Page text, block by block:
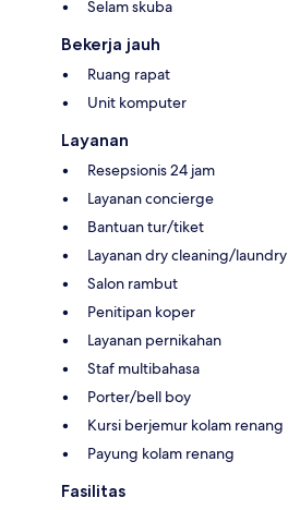
Selam skuba
Bekerja jauh
Ruang rapat
Unit komputer
Layanan
Resepsionis 24 jam
Layanan concierge
Bantuan tur/tiket
Layanan dry cleaning/laundry
Salon rambut
Penitipan koper
Layanan pernikahan
Staf multibahasa
Porter/bell boy
Kursi berjemur kolam renang
Payung kolam renang
Fasilitas